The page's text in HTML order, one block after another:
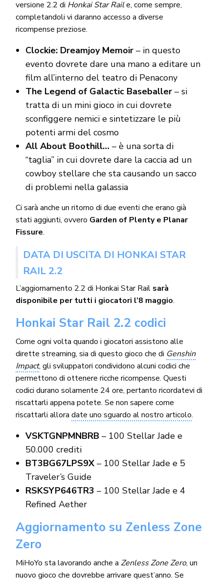
versione 2.2 di Honkai Star Raile, come sempre,
completandoli vi daranno accesso a diverse
ricompense preziose.
Clockie: Dreamjoy Memoir– in questo
evento dovrete dare una mano a editare un
film all’interno del teatro di Penacony
The Legend of Galactic Baseballer– si
tratta di un mini gioco in cui dovrete
sconfiggere nemici e sintetizzare le più
potenti armi del cosmo
All About Boothill… – è una sorta di
“taglia” in cui dovrete dare la caccia ad un
cowboy stellare che sta causando un sacco
di problemi nella galassia
Ci sarà anche un ritorno di due eventi che erano già
stati aggiunti, ovvero Garden of Plenty e Planar
Fissure.
DATA DI USCITA DI HONKAI STAR
RAIL 2.2
L’aggiornamento 2.2 di Honkai Star Rail sarà
disponibile per tutti i giocatori l’8 maggio.
Honkai Star Rail 2.2 codici
Come ogni volta quando i giocatori assistono alle
dirette streaming, sia di questo gioco che di Genshin
Impact, gli sviluppatori condividono alcuni codici che
permettono di ottenere ricche ricompense. Questi
codici durano solamente 24 ore, pertanto ricordatevi di
riscattarli appena potete. Se non sapere come
riscattarli allora date uno sguardo al nostro articolo.
VSKTGNPMNBRB – 100 Stellar Jade e
50.000 crediti
BT3BG67LPS9X– 100 Stellar Jade e 5
Traveler’s Guide
RSKSYP646TR3 – 100 Stellar Jade e 4
Refined Aether
Aggiornamento su Zenless Zone
Zero
MiHoYo sta lavorando anche aZenless Zone Zero, un
nuovo gioco che dovrebbe arrivare quest’anno. Se